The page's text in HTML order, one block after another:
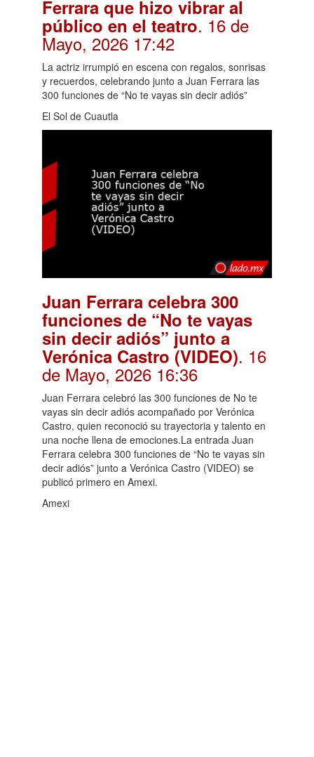
Ferrara que hizo vibrar al
público en el teatro. 16 de
Mayo, 2026 17:42
La actriz irrumpió en escena con regalos, sonrisas
y recuerdos, celebrando junto a Juan Ferrara las
300 funciones de “No te vayas sin decir adiós”
El Sol de Cuautla
Juan Ferrara celebra 300
funciones de “No te vayas
sin decir adiós” junto a
Verónica Castro (VIDEO). 16
de Mayo, 2026 16:36
Juan Ferrara celebró las 300 funciones de No te
vayas sin decir adiós acompañado por Verónica
Castro, quien reconoció su trayectoria y talento en
una noche llena de emociones.La entrada Juan
Ferrara celebra 300 funciones de “No te vayas sin
decir adiós” junto a Verónica Castro (VIDEO) se
publicó primero en Amexi.
Amexi